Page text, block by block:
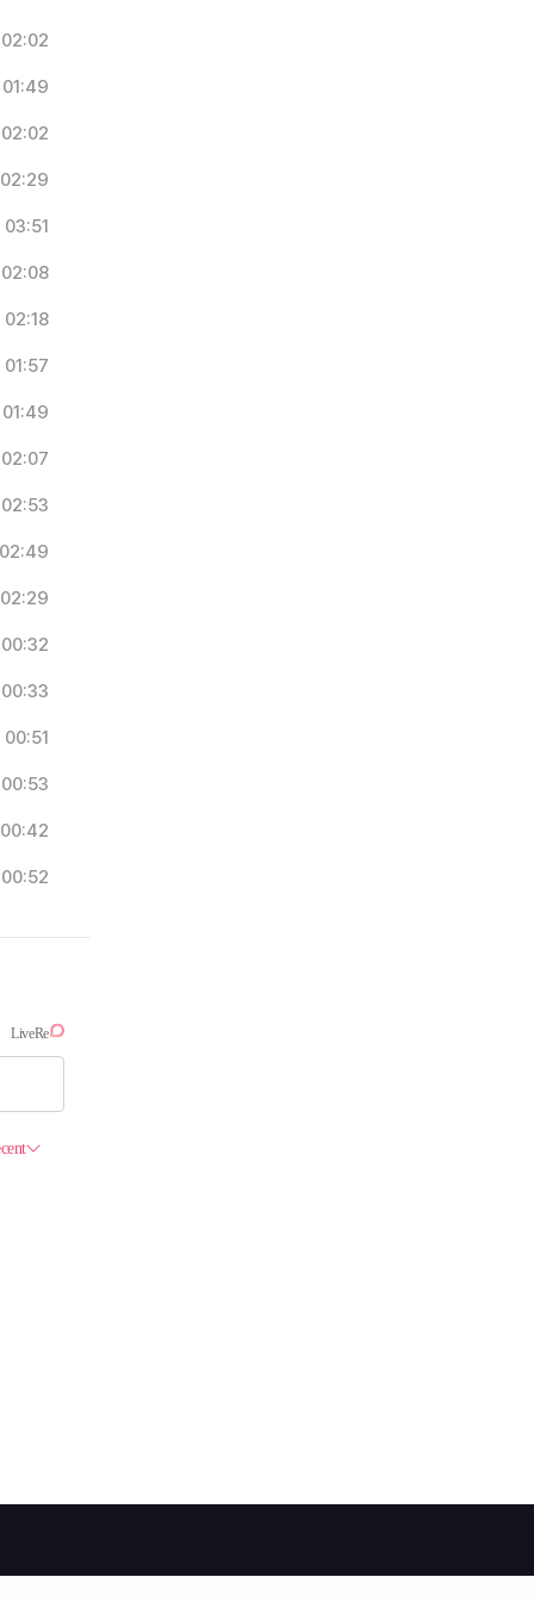
02:02
01:49
02:02
02:29
03:51
02:08
02:18
01:57
01:49
02:07
02:53
02:49
02:29
00:32
00:33
00:51
00:53
00:42
00:52